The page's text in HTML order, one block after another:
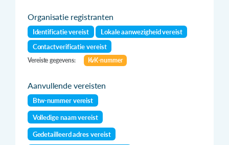
Organisatie registranten
Identificatie vereist
Lokale aanwezigheid vereist
Contactverificatie vereist
Vereiste gegevens: KvK-nummer
Aanvullende vereisten
Btw-nummer vereist
Volledige naam vereist
Gedetailleerd adres vereist